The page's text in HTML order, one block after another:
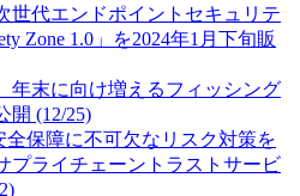
世代エンドポイントセキュリテ
Zone 1.0」を2024年1月下旬販
年末に向け増えるフィッシング
開 (12/25)
保障に不可欠なリスク対策を
プライチェーントラストサービ